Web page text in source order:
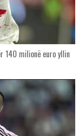
140 milionë euro yllin